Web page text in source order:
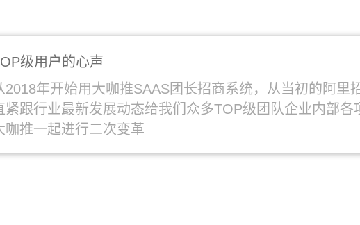
级用户的心声
2018年开始用大咖推SAAS团长招商系统，从当初的阿
紧跟行业最新发展动态给我们众多TOP级团队企业内部
咖推一起进行二次变革